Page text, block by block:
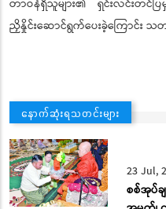
တာဝန်ရှိသူများ၏ ရှင်းလင်းတင်ပ
ညှိနှိုင်းဆောင်ရွက်ပေးခဲ့ကြောင်း သ
နောက်ဆုံးရသတင်းများ